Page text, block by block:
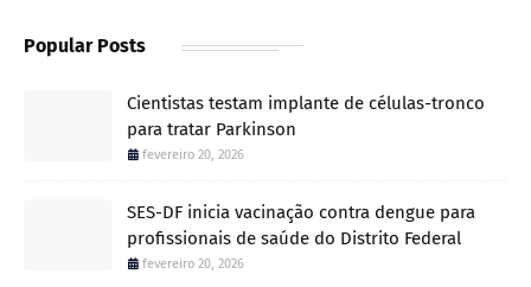
Popular Posts
Cientistas testam implante de células-tronco
para tratar Parkinson
fevereiro 20, 2026
SES-DF inicia vacinação contra dengue para
profissionais de saúde do Distrito Federal
fevereiro 20, 2026